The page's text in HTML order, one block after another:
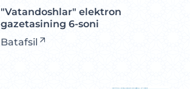
"Vatandoshlar" elektron
gazetasining 6-soni
Batafsil